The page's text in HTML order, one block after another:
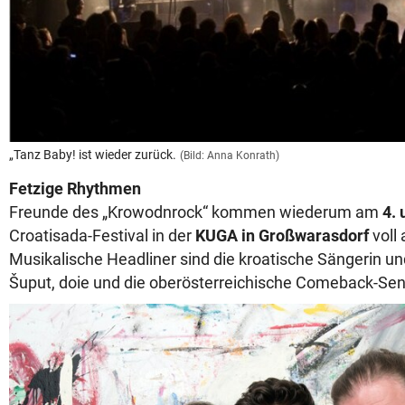
„Tanz Baby! ist wieder zurück. (Bild: Anna Konrath)
Fetzige Rhythmen
Freunde des „Krowodnrock“ kommen wiederum am 4.
Croatisada-Festival in der KUGA in Großwarasdorfvoll
Musikalische Headliner sind die kroatische Sängerin
Šuput, doie und die oberösterreichische Comeback-